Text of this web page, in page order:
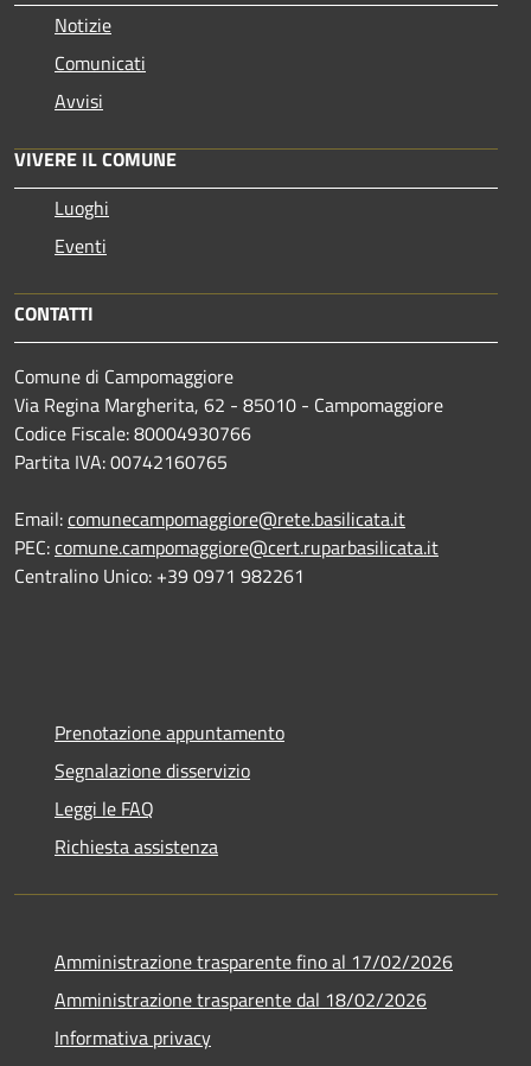
Notizie
Comunicati
Avvisi
VIVERE IL COMUNE
Luoghi
Eventi
CONTATTI
Comune di Campomaggiore
Via Regina Margherita, 62 - 85010 - Campomaggiore
Codice Fiscale: 80004930766
Partita IVA: 00742160765
Email:comunecampomaggiore@rete.basilicata.it
PEC:comune.campomaggiore@cert.ruparbasilicata.it
Centralino Unico: +39 0971 982261
Prenotazione appuntamento
Segnalazione disservizio
Leggi le FAQ
Richiesta assistenza
Amministrazione trasparente fino al 17/02/2026
Amministrazione trasparente dal 18/02/2026
Informativa privacy